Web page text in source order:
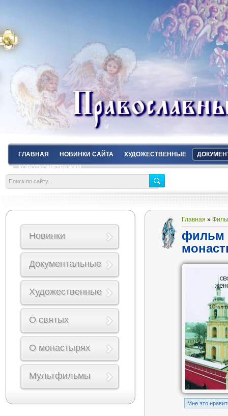
ГЛАВНАЯ НОВИНКИ САЙТА ХУДОЖЕСТВЕННЫЕ
КОРОТКОМЕТРАЖКИ
Главная »
фильм
Mне это
Новинки
Документальные
Художественные
О святых
О монастырях
Мультфильмы